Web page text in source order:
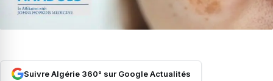
Suivre Algérie 360° sur Google Actualités